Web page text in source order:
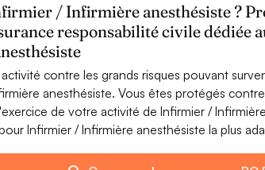
/ Infirmière anesthésiste ?
responsabilité civile dédiée
contre les grands risques pouvant
anesthésiste. Vous êtes protégés
de votre activité de Infirmier /
Infirmier / Infirmière anesthésiste la plus